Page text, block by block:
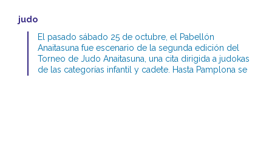
judo
El pasado sábado 25 de octubre, el Pabellón
Anaitasuna fue escenario de la segunda edición del
Torneo de Judo Anaitasuna, una cita dirigida a judokas
de las categorías infantil y cadete. Hasta Pamplona se